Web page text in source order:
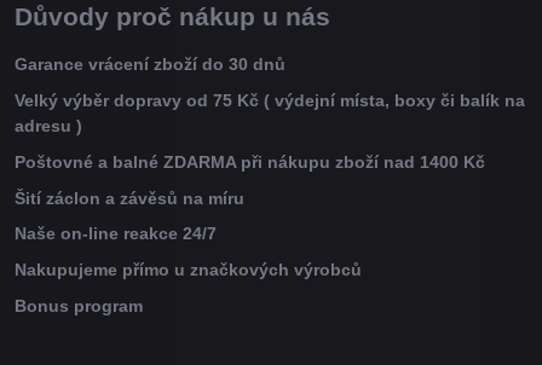
Důvody proč nákup u nás
Garance vrácení zboží do 30 dnů
Velký výběr dopravy od 75 Kč ( výdejní místa, boxy či balík na
adresu )
Poštovné a balné ZDARMA při nákupu zboží nad 1400 Kč
Šití záclon a závěsů na míru
Naše on-line reakce 24/7
Nakupujeme přímo u značkových výrobců
Bonus program